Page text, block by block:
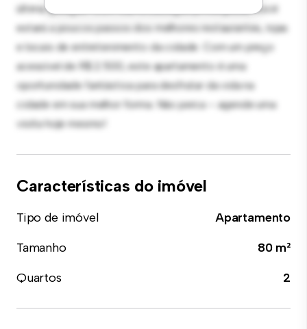
última geração. Com sua localização privilegiada, você
estará a poucos passos dos melhores restaurantes, lojas
e locais de entretenimento da cidade. Com um preço
acessível de R$ 2.500, este apartamento é uma
oportunidade fantástica para desfrutar da vida na
cidade em sua melhor forma. Não perca – agende uma
visita hoje mesmo!
Características do imóvel
Tipo de imóvel
Apartamento
Tamanho
80 m²
Quartos
2